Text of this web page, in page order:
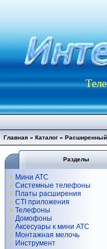
Главная » Каталог » Расширенный
Разделы
Мини АТС
Системные телефоны
Платы расширения
CTI приложения
Телефоны
Домофоны
Аксесуары к мини АТС
Монтажная мелочь
Инструмент